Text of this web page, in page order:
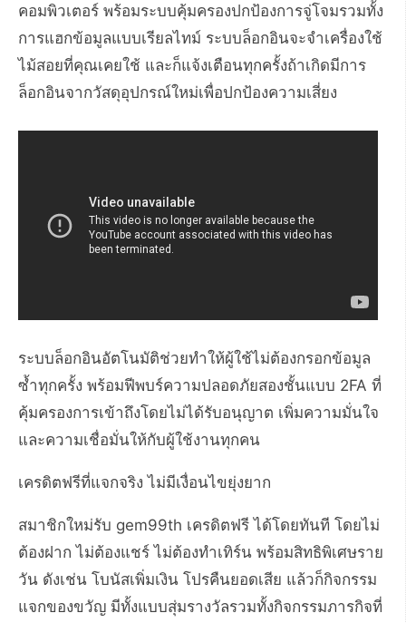
คอมพิวเตอร์ พร้อมระบบคุ้มครองปกป้องการจู่โจมรวมทั้ง
การแฮกข้อมูลแบบเรียลไทม์ ระบบล็อกอินจะจำเครื่องใช้
ไม้สอยที่คุณเคยใช้ และก็แจ้งเตือนทุกครั้งถ้าเกิดมีการ
ล็อกอินจากวัสดุอุปกรณ์ใหม่เพื่อปกป้องความเสี่ยง
ระบบล็อกอินอัตโนมัติช่วยทำให้ผู้ใช้ไม่ต้องกรอกข้อมูล
ซ้ำทุกครั้ง พร้อมฟีพบร์ความปลอดภัยสองชั้นแบบ 2FA ที่
คุ้มครองการเข้าถึงโดยไม่ได้รับอนุญาต เพิ่มความมั่นใจ
และความเชื่อมั่นให้กับผู้ใช้งานทุกคน
เครดิตฟรีที่แจกจริง ไม่มีเงื่อนไขยุ่งยาก
สมาชิกใหม่รับ gem99th เครดิตฟรี ได้โดยทันที โดยไม่
ต้องฝาก ไม่ต้องแชร์ ไม่ต้องทำเทิร์น พร้อมสิทธิพิเศษราย
วัน ดังเช่น โบนัสเพิ่มเงิน โปรคืนยอดเสีย แล้วก็กิจกรรม
แจกของขวัญ มีทั้งแบบสุ่มรางวัลรวมทั้งกิจกรรมภารกิจที่